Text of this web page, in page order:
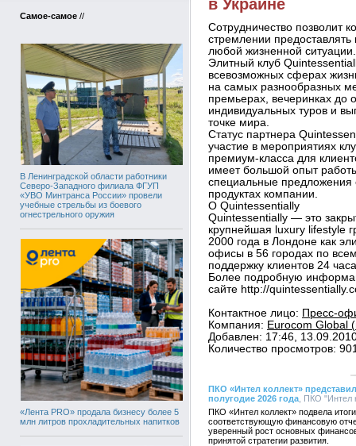
Самое-самое //
В Ленинградской области работники
Северо-Западного филиала ФГУП
«УВО Минтранса России» провели
учебные стрельбы из боевого
огнестрельного оружия
«Лента PRO» продала бизнесу более 5
млн литров прохладительных напитков
в Украине
Сотрудничество позволит
стремлении
любой жизненной ситуации.
Элитный клуб
всевозможных сферах
на самых разнообразных
премьерах, вечеринках до
индивидуальных туров и
точке мира.
Статус партнера
участие в мероприятиях
премиум-класса для
имеет большой опыт
специальные предложения
продуктах компании.
О Quintessentially
Quintessentially — это
крупнейшая luxury lifestyle
2000 года в Лондоне как
офисы в 56 городах по
поддержку клиентов 24
Более подробную
сайте http://
Контактное лицо: Пресс-
Компания: Eurocom Global
Добавлен: 17:46,
Количество просмотров:
ПКО «Интел коллект»
полугодие 2026 года , ПКО "Интел
ПКО «Интел коллект» подвела
соответствующую финансовую
уверенный рост основных
принятой стратегии развития.